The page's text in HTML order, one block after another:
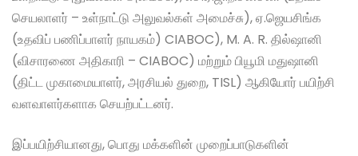
செயலாளர் – உள்நாட்டு அலுவல்கள் அமைச்சு), ஏ.ஜெயசிங்க
(உதவிப் பணிப்பாளர் நாயகம்) CIABOC), M. A. R. தில்ஷானி
(விசாரணை அதிகாரி – CIABOC) மற்றும் பியூமி மதுஷானி
(திட்ட முகாமையாளர், அரசியல் துறை, TISL) ஆகியோர் பயிற்சி
வளவாளர்களாக செயற்பட்டனர்.
இப்பயிற்சியானது, பொது மக்களின் முறைப்பாடுகளின்